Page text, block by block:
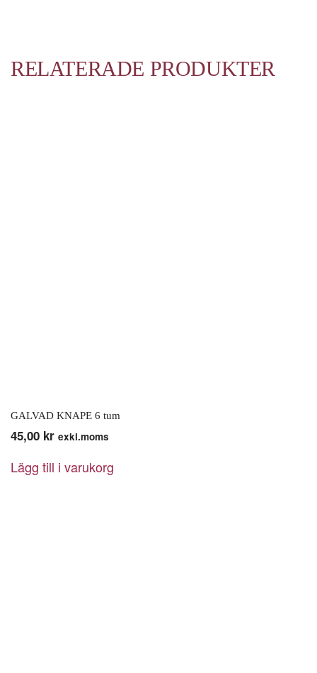
RELATERADE PRODUKTER
GALVAD KNAPE 6 tum
45,00 kr exkl.moms
Lägg till i varukorg